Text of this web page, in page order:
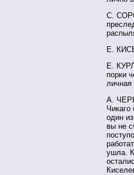
С.
Е.
Е.
порки
А.
один
вы не
ушла.